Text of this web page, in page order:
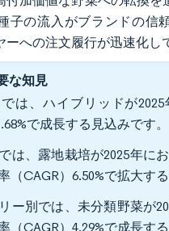
子の流入がブランドの信
ーへの注文履行が迅速化し
な知見
は、ハイブリッドが
で成長する見込みです。
は、露地栽培が2025年に
（CAGR）6.50%で拡大する
ー別では、未分類野菜が
（CAGR）4.29%で成長する